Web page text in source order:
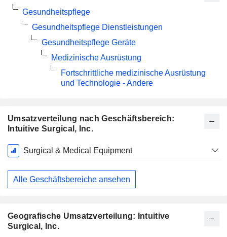
Umsatzverteilung nach Geschäftsbereich:
Intuitive Surgical, Inc.
Ende d.
Geschäftsjahres:
Dezember
Surgical & Medical Equipment
Alle Geschäftsbereiche ansehen
Geografische Umsatzverteilung: Intuitive
Surgical, Inc.
Gesundheitspflege
Gesundheitspflege Dienstleistungen
Gesundheitspflege Geräte
Medizinische Ausrüstung
Fortschrittliche medizinische Ausrüstung
und Technologie - Andere